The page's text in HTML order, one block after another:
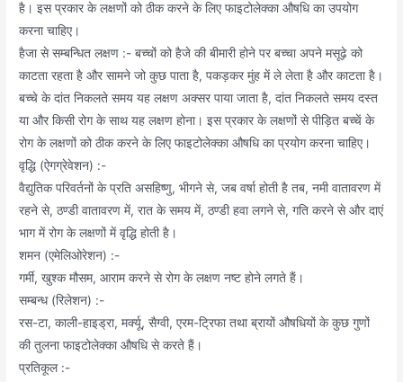
है। इस प्रकार के लक्षणों को ठीक करने के लिए फाइटोलेक्का औषधि का उपयोग
करना चाहिए।
हैजा से सम्बन्धित लक्षण :- बच्चों को हैजे की बीमारी होने पर बच्चा अपने मसूढ़े को
काटता रहता है और सामने जो कुछ पाता है, पकड़कर मुंह में ले लेता है और काटता है।
बच्चे के दांत निकलते समय यह लक्षण अक्सर पाया जाता है, दांत निकलते समय दस्त
या और किसी रोग के साथ यह लक्षण होना। इस प्रकार के लक्षणों से पीड़ित बच्चें के
रोग के लक्षणों को ठीक करने के लिए फाइटोलेक्का औषधि का प्रयोग करना चाहिए।
वृद्धि (ऐगग्रेवेशन) :-
वैद्युतिक परिवर्तनों के प्रति असहिष्णु, भीगने से, जब वर्षा होती है तब, नमी वातावरण में
रहने से, ठण्डी वातावरण में, रात के समय में, ठण्डी हवा लगने से, गति करने से और दाएं
भाग में रोग के लक्षणों में वृद्धि होती है।
शमन (एमेलिओरेशन) :-
गर्मी, खुश्क मौसम, आराम करने से रोग के लक्षण नष्ट होने लगते हैं।
सम्बन्ध (रिलेशन) :-
रस-टा, काली-हाइड्रा, मर्क्यू, सैग्वी, एरम-ट्रिफा तथा ब्रायों औषधियों के कुछ गुणों
की तुलना फाइटोलेक्का औषधि से करते हैं।
प्रतिकूल :-